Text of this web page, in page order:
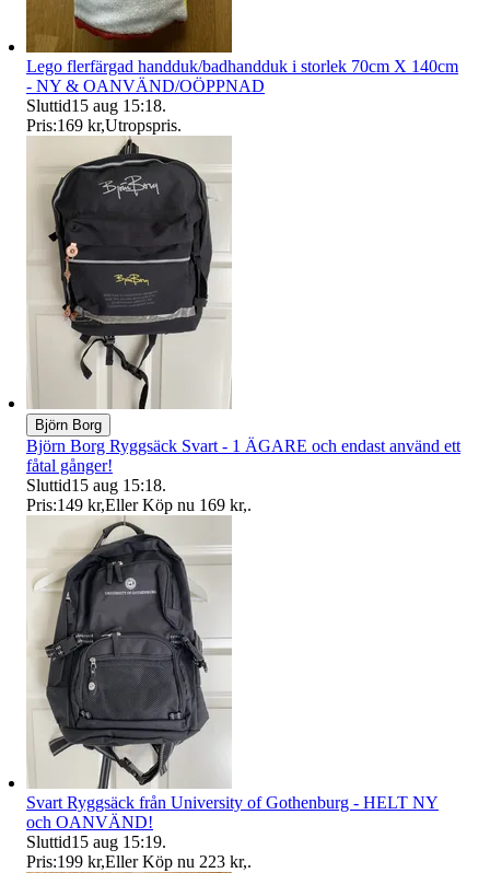
Lego flerfärgad handduk/badhandduk i storlek 70cm X 140cm
- NY & OANVÄND/OÖPPNAD
Sluttid15 aug 15:18.
Pris:169 kr,Utropspris.
Björn Borg
Björn Borg Ryggsäck Svart - 1 ÄGARE och endast använd ett
fåtal gånger!
Sluttid15 aug 15:18.
Pris:149 kr,Eller Köp nu 169 kr,.
Svart Ryggsäck från University of Gothenburg - HELT NY
och OANVÄND!
Sluttid15 aug 15:19.
Pris:199 kr,Eller Köp nu 223 kr,.